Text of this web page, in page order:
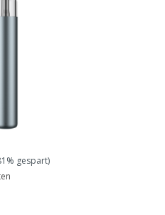
gespart)